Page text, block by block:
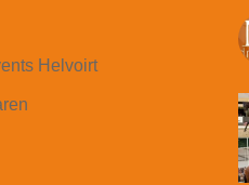
Helvoirt